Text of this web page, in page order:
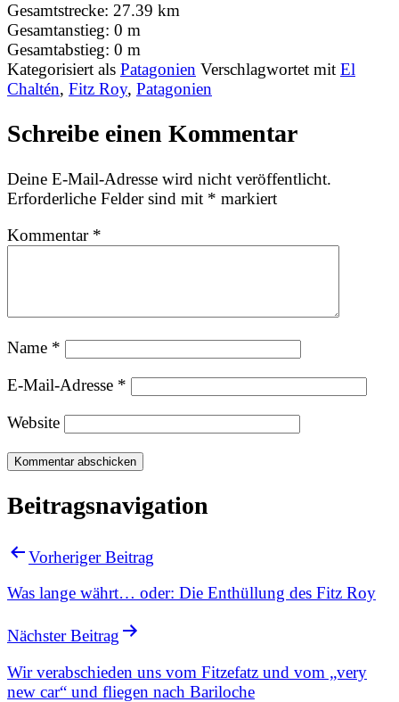
Gesamtstrecke: 27.39 km
Gesamtanstieg: 0 m
Gesamtabstieg: 0 m
Kategorisiert als Patagonien Verschlagwortet mit El
Chaltén, Fitz Roy, Patagonien
Schreibe einen Kommentar
Deine E-Mail-Adresse wird nicht veröffentlicht.
Erforderliche Felder sind mit * markiert
Kommentar *
Name *
E-Mail-Adresse *
Website
Beitragsnavigation
Vorheriger Beitrag
Was lange währt… oder: Die Enthüllung des Fitz Roy
Nächster Beitrag
Wir verabschieden uns vom Fitzefatz und vom „very
new car“ und fliegen nach Bariloche